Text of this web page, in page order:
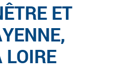
ET
LOIRE